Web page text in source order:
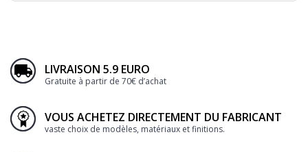
LIVRAISON 5.9 EURO
Gratuite à partir de 70€ d’achat
VOUS ACHETEZ DIRECTEMENT DU FABRICANT
vaste choix de modèles, matériaux et finitions.